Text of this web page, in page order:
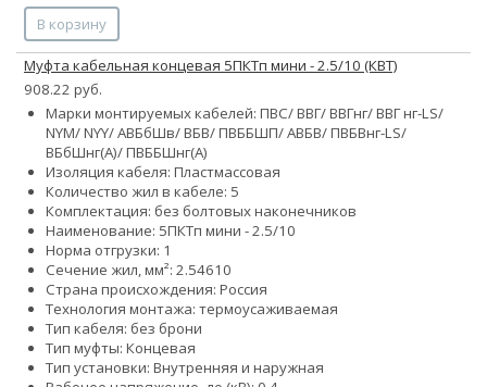
В корзину
Муфта кабельная концевая 5ПКТп мини - 2.5/10 (КВТ)
908.22 руб.
Марки монтируемых кабелей: ПВС/ ВВГ/ ВВГнг/ ВВГ нг-LS/
NYM/ NYY/ АВБбШв/ ВБВ/ ПВББШП/ АВБВ/ ПВБВнг-LS/
ВБбШнг(А)/ ПВББШнг(А)
Изоляция кабеля: Пластмассовая
Количество жил в кабеле: 5
Комплектация: без болтовых наконечников
Наименование: 5ПКТп мини - 2.5/10
Норма отгрузки: 1
Сечение жил, мм²: 2.54610
Страна происхождения: Россия
Технология монтажа: термоусаживаемая
Тип кабеля: без брони
Тип муфты: Концевая
Тип установки: Внутренняя и наружная